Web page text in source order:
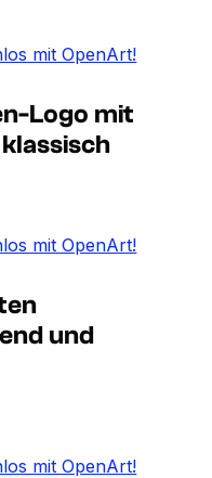
mit OpenArt!
Logo mit
mit OpenArt!
und
mit OpenArt!